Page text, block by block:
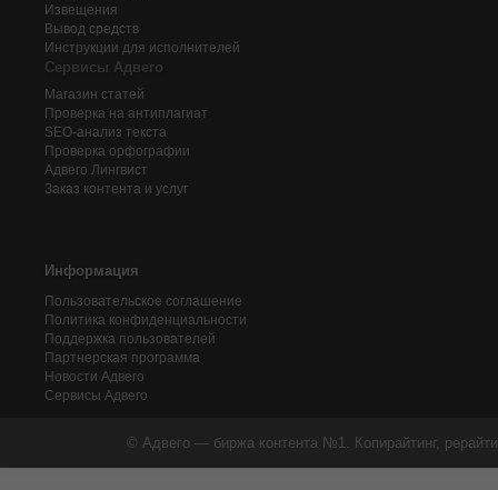
Извещения
Вывод средств
Инструкции для исполнителей
Сервисы Адвего
Магазин статей
Проверка на антиплагиат
SEO-анализ текста
Проверка орфографии
Адвего Лингвист
Заказ контента и услуг
Информация
Пользовательское соглашение
Политика конфиденциальности
Поддержка пользователей
Партнерская программа
Новости Адвего
Сервисы Адвего
© Адвего — биржа контента №1. Копирайтинг,